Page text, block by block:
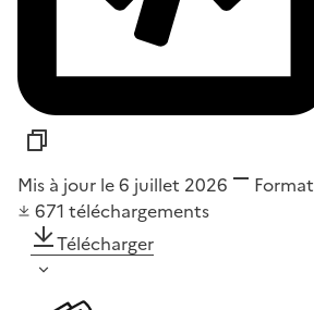
Mis à jour le 6 juillet 2026 Format
671 téléchargements
Télécharger